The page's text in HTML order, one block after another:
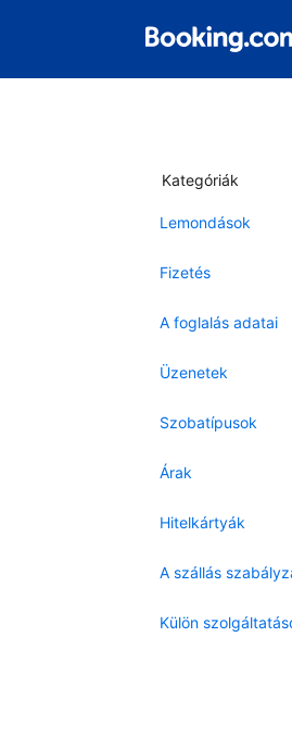
Kategóriák
Lemondások
Fizetés
A foglalás adatai
Üzenetek
Szobatípusok
Árak
Hitelkártyák
A szállás
Külön